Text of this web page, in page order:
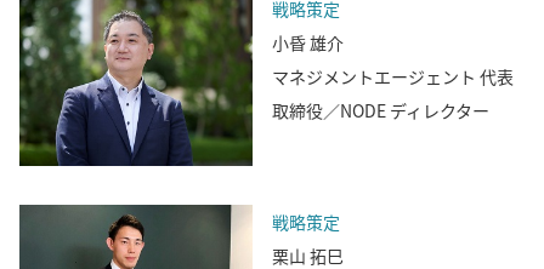
戦略策定
小昏 雄介
マネジメントエージェント 代表
取締役／NODE ディレクター
戦略策定
栗山 拓巳